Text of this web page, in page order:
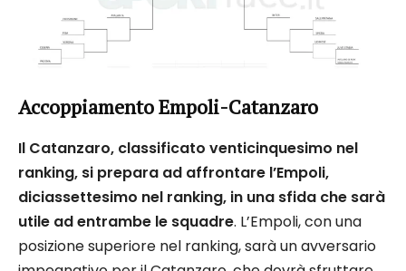
Accoppiamento Empoli-Catanzaro
Il Catanzaro, classificato venticinquesimo nel
ranking, si prepara ad affrontare l’Empoli,
diciassettesimo nel ranking, in una sfida che sarà
utile ad entrambe le squadre. L’Empoli, con una
posizione superiore nel ranking, sarà un avversario